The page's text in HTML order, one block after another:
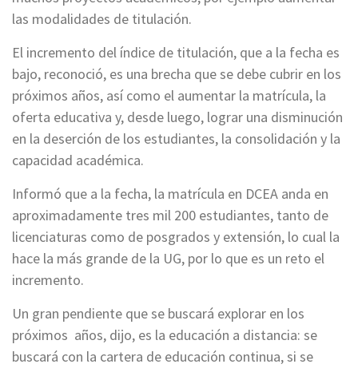
las modalidades de titulación.
El incremento del índice de titulación, que a la fecha es
bajo, reconoció, es una brecha que se debe cubrir en los
próximos años, así como el aumentar la matrícula, la
oferta educativa y, desde luego, lograr una disminución
en la deserción de los estudiantes, la consolidación y la
capacidad académica.
Informó que a la fecha, la matrícula en DCEA anda en
aproximadamente tres mil 200 estudiantes, tanto de
licenciaturas como de posgrados y extensión, lo cual la
hace la más grande de la UG, por lo que es un reto el
incremento.
Un gran pendiente que se buscará explorar en los
próximos años, dijo, es la educación a distancia: se
buscará con la cartera de educación continua, si se